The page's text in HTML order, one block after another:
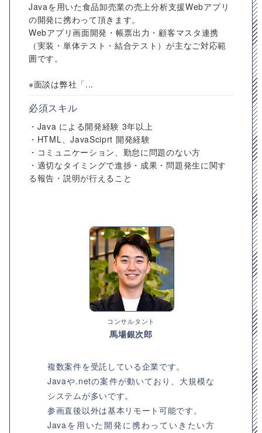
Javaを用いた食品卸売業の売上分析支援Webアプリ
の開発に携わって頂きます。
Webアプリ画面開発・帳票出力・顧客マスタ連携
（実装・単体テスト・結合テスト）が主なご対応範
囲です。
※面談は弊社「...
必須スキル
・Java による開発経験 3年以上
・HTML、JavaSciprt 開発経験
・コミュニケーション、勤怠に問題のない方
・適切なタイミングで進捗・成果・問題発生に関す
る報告・説明が行えること
コンサルタント
馬場銀次郎
複数案件を受託している企業です。
Javaや.netの案件が動いており、大規模な
システムが多いです。
参画直後以外は基本リモート可能です。
Javaを用いた開発に携わっていきたい方